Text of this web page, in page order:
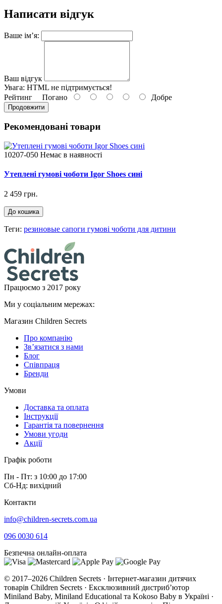
Написати відгук
Ваше ім’я:
Ваш відгук
Увага: HTML не підтримується!
Рейтинг Погано Добре
Продовжити
Рекомендовані товари
10207-050 Немає в наявності
Утеплені гумові чоботи Igor Shoes сині
2 459 грн.
До кошика
Теги: резиновые сапоги гумові чоботи для дитини
Працюємо з 2017 року
Ми у соціальним мережах:
Магазин Children Secrets
Про компанію
Зв’язатися з нами
Блог
Співпраця
Бренди
Умови
Доставка та оплата
Інструкції
Гарантія та повернення
Умови угоди
Акції
Графік роботи
Пн - Пт: з 10:00 до 17:00
Сб-Нд: вихідний
Контакти
info@children-secrets.com.ua
096 0030 614
Безпечна онлайн-оплата
© 2017–2026 Children Secrets · Інтернет-магазин дитячих
товарів Children Secrets · Ексклюзивний дистриб’ютор
Miniland Baby, Miniland Educational та Kokoso Baby в Україні ·